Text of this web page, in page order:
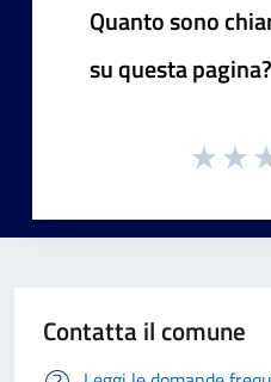
Quanto sono
su questa pagina?
Contatta il comune